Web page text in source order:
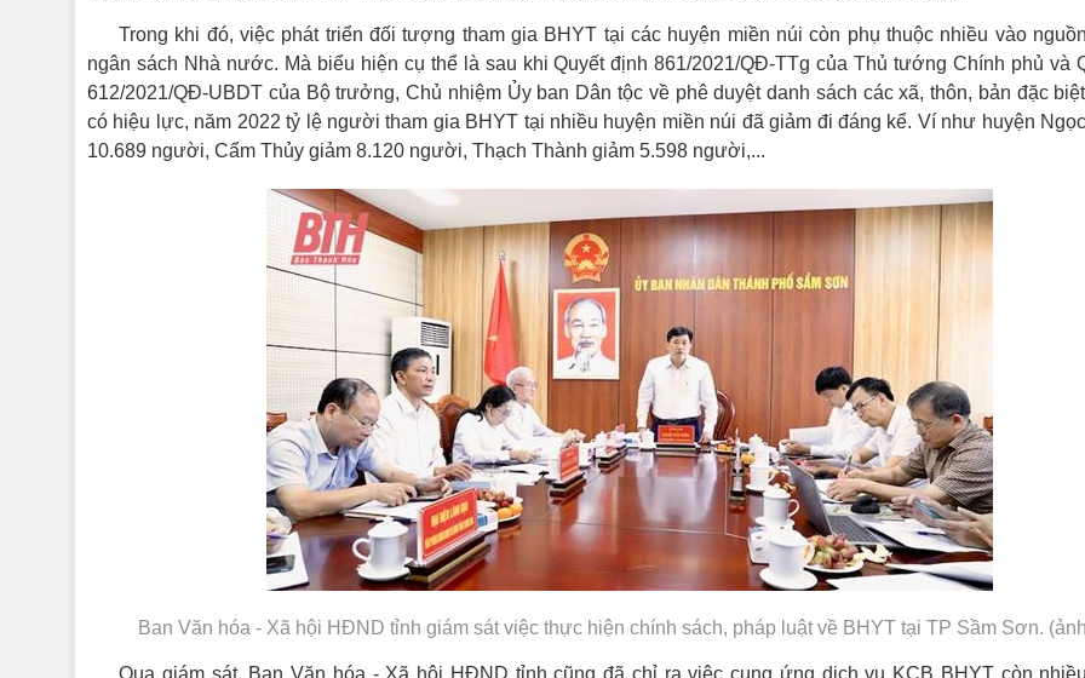
Trong khi đó, việc phát triển đối tượng tham gia BHYT tại các huyện miền núi còn phụ thuộc nhiều vào
ngân sách Nhà nước. Mà biểu hiện cụ thể là sau khi Quyết định 861/2021/QĐ-TTg của Thủ tướng Chính phủ và
612/2021/QĐ-UBDT của Bộ trưởng, Chủ nhiệm Ủy ban Dân tộc về phê duyệt danh sách các xã, thôn, bản đặc
có hiệu lực, năm 2022 tỷ lệ người tham gia BHYT tại nhiều huyện miền núi đã giảm đi đáng kể. Ví như huyện
10.689 người, Cẩm Thủy giảm 8.120 người, Thạch Thành giảm 5.598 người,...
Ban Văn hóa - Xã hội HĐND tỉnh giám sát việc thực hiện chính sách, pháp luật về BHYT tại TP Sầm Sơn.
Qua giám sát, Ban Văn hóa - Xã hội HĐND tỉnh cũng đã chỉ ra việc cung ứng dịch vụ KCB BHYT còn